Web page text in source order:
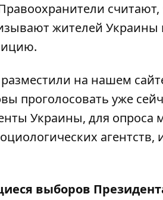
жителей
на нашем
проголосовать уже
Украины, для опроса
выборов